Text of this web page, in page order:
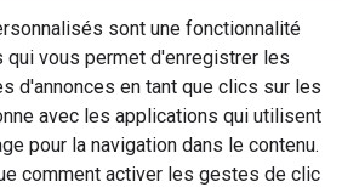
sont une fonctionnalité
qui vous permet d'enregistrer les
d'annonces en tant que clics sur les
avec les applications qui utilisent
pour la navigation dans le contenu.
comment activer les gestes de clic